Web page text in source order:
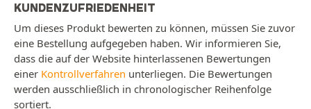
KUNDENZUFRIEDENHEIT
Um dieses Produkt bewerten zu können, müssen Sie zuvor
eine Bestellung aufgegeben haben. Wir informieren Sie,
dass die auf der Website hinterlassenen Bewertungen
einer Kontrollverfahren unterliegen. Die Bewertungen
werden ausschließlich in chronologischer Reihenfolge
sortiert.